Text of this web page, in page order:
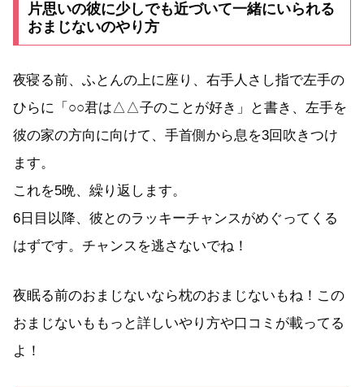
片思いの彼に少しでも近づいて一緒にいられる
おまじないのやり方
夜寝る前、ふとんの上に座り、右手人さし指で左手の
ひらに「○○君は△△子のことが好き」と書き、左手を
彼の家の方向に向けて、手首側から息を3回吹きつけ
ます。
これを5晩、繰り返します。
6日目以降、彼とのラッキーチャンスがめぐってくる
はずです。チャンスを逃さないでね！
夜眠る前のおまじないなら枕のおまじないもね！この
おまじないももっと詳しいやり方や口コミが載ってる
よ！